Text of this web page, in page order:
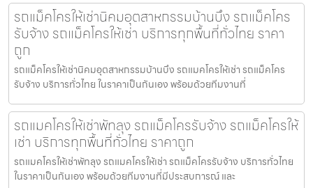
รถแม็คโครให้เช่านิคมอุตสาหกรรมบ้านบึง รถแม็คโคร
รับจ้าง รถแม็คโครให้เช่า บริการทุกพื้นที่ทั่วไทย ราคา
ถูก
รถแม็คโครให้เช่านิคมอุตสาหกรรมบ้านบึง รถแมคโครให้เช่า รถแม็คโคร
รับจ้าง บริการทั่วไทย ในราคาเป็นกันเอง พร้อมด้วยทีมงานที่
รถแมคโครให้เช่าพัทลุง รถแม็คโครรับจ้าง รถแม็คโครให้
เช่า บริการทุกพื้นที่ทั่วไทย ราคาถูก
รถแมคโครให้เช่าพัทลุง รถแมคโครให้เช่า รถแม็คโครรับจ้าง บริการทั่วไทย
ในราคาเป็นกันเอง พร้อมด้วยทีมงานที่มีประสบการณ์ และ